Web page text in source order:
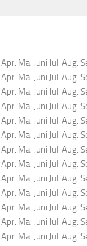
Apr. Mai Juni Juli Aug.
Apr. Mai Juni Juli Aug.
Apr. Mai Juni Juli Aug.
Apr. Mai Juni Juli Aug.
Apr. Mai Juni Juli Aug.
Apr. Mai Juni Juli Aug.
Apr. Mai Juni Juli Aug.
Apr. Mai Juni Juli Aug.
Apr. Mai Juni Juli Aug.
Apr. Mai Juni Juli Aug.
Apr. Mai Juni Juli Aug.
Apr. Mai Juni Juli Aug.
Apr. Mai Juni Juli Aug.